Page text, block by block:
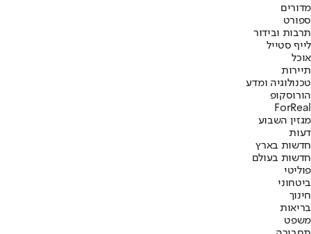
מדורים
ספורט
תרבות ובידור
לייף סטייל
אוכל
תיירות
טכנולוגיה ומדע
הורוסקופ
ForReal
מגזין השבוע
דעות
חדשות בארץ
חדשות בעולם
פוליטי
ביטחוני
חינוך
בריאות
משפט